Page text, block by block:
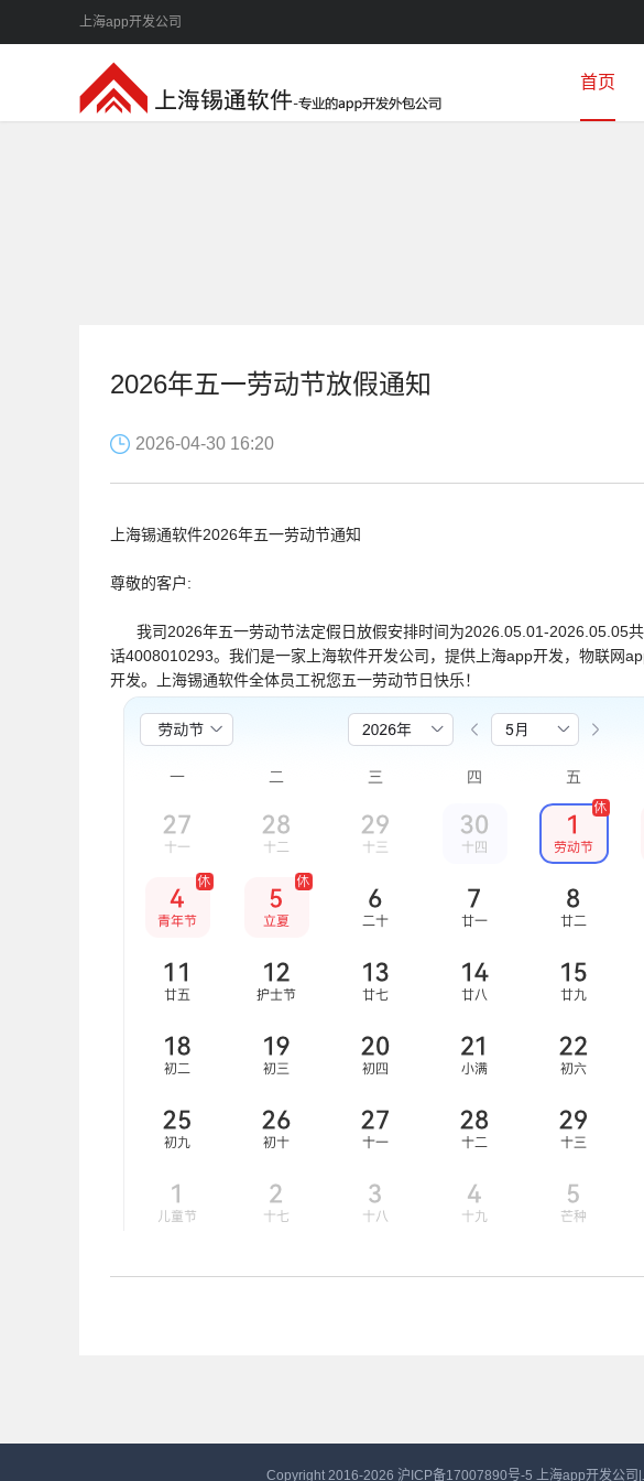
上海app开发公司
首页
2026年五一劳动节放假通知
2026-04-30 16:20
上海锡通软件2026年五一劳动节通知
尊敬的客户:
我司2026年五一劳动节法定假日放假安排时间为2026.05.01-2026.05.05
话4008010293。我们是一家上海软件开发公司，提供上海app开发，物联网
开发。上海锡通软件全体员工祝您五一劳动节日快乐！
Copyright 2016-2026 沪ICP备17007890号-5 上海app开发公司